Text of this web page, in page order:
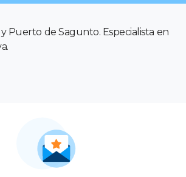
y Puerto de Sagunto. Especialista en